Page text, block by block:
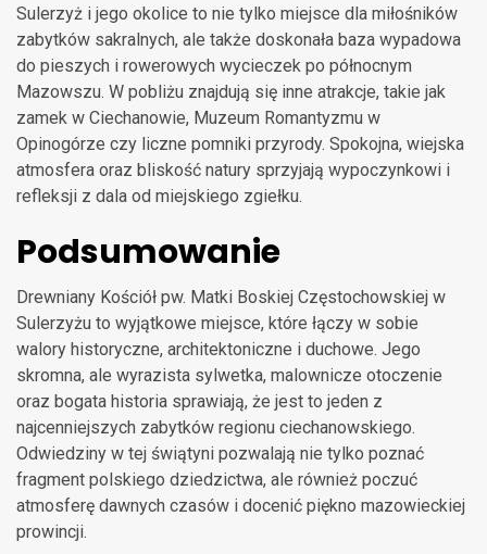
Sulerzyż i jego okolice to nie tylko miejsce dla miłośników
zabytków sakralnych, ale także doskonała baza wypadowa
do pieszych i rowerowych wycieczek po północnym
Mazowszu. W pobliżu znajdują się inne atrakcje, takie jak
zamek w Ciechanowie, Muzeum Romantyzmu w
Opinogórze czy liczne pomniki przyrody. Spokojna, wiejska
atmosfera oraz bliskość natury sprzyjają wypoczynkowi i
refleksji z dala od miejskiego zgiełku.
Podsumowanie
Drewniany Kościół pw. Matki Boskiej Częstochowskiej w
Sulerzyżu to wyjątkowe miejsce, które łączy w sobie
walory historyczne, architektoniczne i duchowe. Jego
skromna, ale wyrazista sylwetka, malownicze otoczenie
oraz bogata historia sprawiają, że jest to jeden z
najcenniejszych zabytków regionu ciechanowskiego.
Odwiedziny w tej świątyni pozwalają nie tylko poznać
fragment polskiego dziedzictwa, ale również poczuć
atmosferę dawnych czasów i docenić piękno mazowieckiej
prowincji.